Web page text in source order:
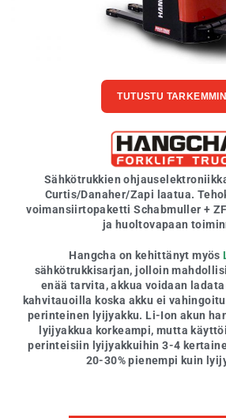
TUTUSTU
Sähkötrukkien
Curtis/Danaher/Zapi laatua.
voimansiirtopaketti Schabmuller +
Hangcha on kehittänyt myös
sähkötrukkisarjan, jolloin
enää tarvita, akkua voidaan
kahvitauoilla koska akku ei
perinteinen lyijyakku. Li-Ion akun
lyijyakkua korkeampi, mutta
perinteisiin lyijyakkuihin 3-4